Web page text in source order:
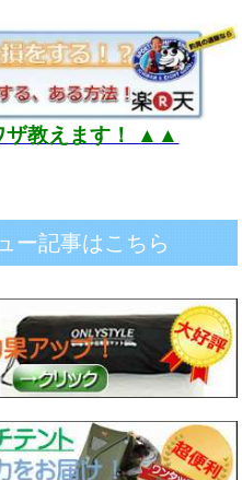
教えます！ ▲▲
ー記事はこちら